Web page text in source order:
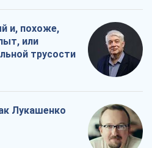
и, похоже,
или
трусости
Лукашенко